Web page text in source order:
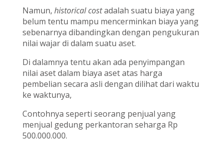
Namun, historical costadalah suatu biaya yang
belum tentu mampu mencerminkan biaya yang
sebenarnya dibandingkan dengan pengukuran
nilai wajar di dalam suatu aset.
Di dalamnya tentu akan ada penyimpangan
nilai aset dalam biaya aset atas harga
pembelian secara asli dengan dilihat dari waktu
ke waktunya,
Contohnya seperti seorang penjual yang
menjual gedung perkantoran seharga Rp
500.000.000.